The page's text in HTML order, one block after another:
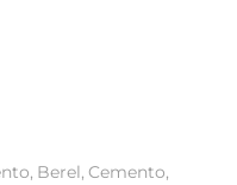
Berel Cemento